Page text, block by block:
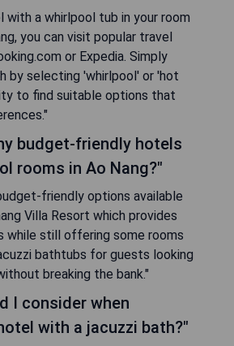
with a whirlpool tub in your room
you can visit popular travel
or Expedia. Simply
by selecting 'whirlpool' or 'hot
to find suitable options that
budget-friendly hotels
rooms in Ao Nang?"
friendly options available
Villa Resort which provides
while still offering some rooms
bathtubs for guests looking
breaking the bank."
I consider when
with a jacuzzi bath?"